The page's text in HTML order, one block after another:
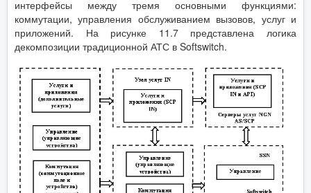
интерфейсы между тремя основными функциями:
коммутации, управления обслуживанием вызовов, услуг и
приложений. На рисунке 11.7 представлена логика
декомпозиции традиционной АТС в Softswitch.